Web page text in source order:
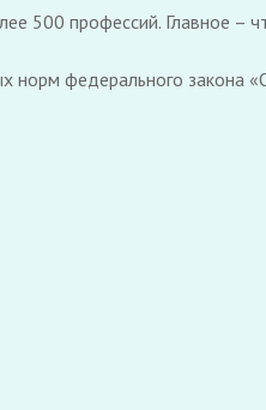
500 профессий. Главное –
норм федерального закона